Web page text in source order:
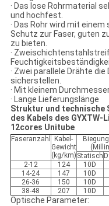
· Das lose Rohrmaterial
und hochfest.
· Das Rohr wird mit
Schutz zur Faser, guten
zu bieten.
·
· Zwei parallele Drähte
sicherstellen.
· Mit kleinem
· Lange Lieferungslänge
Struktur und technische
des Kabels des
12cores Unitube
Faseranzahl
Kabel-
Gewicht
(kg/km) Statisch
2-12
124 10D
14-24
147 10D
26-36
150 10D
38-48
207 10D
Optische Parameter: